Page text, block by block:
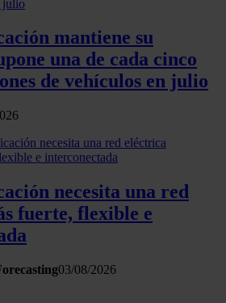
web se usan para personalizar
ofrecer funciones de redes
tráfico. Además, compartimos
que haga del sitio web con
combinarla con otra información
hecho de sus servicios.
mantiene su
una de cada cinco
de vehículos en julio
necesita una red
fuerte, flexible e
03/08/2026